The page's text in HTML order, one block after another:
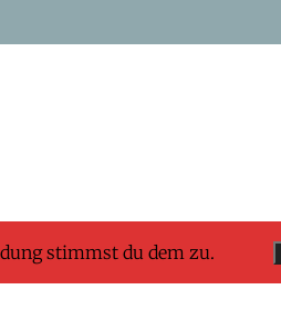
stimmst du dem zu.